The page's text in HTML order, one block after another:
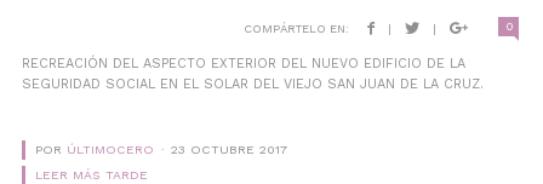
COMPÁRTELO EN: | | 0
RECREACIÓN DEL ASPECTO EXTERIOR DEL NUEVO EDIFICIO DE LA
SEGURIDAD SOCIAL EN EL SOLAR DEL VIEJO SAN JUAN DE LA CRUZ.
POR ÚLTIMOCERO
23 OCTUBRE 2017
LEER MÁS TARDE